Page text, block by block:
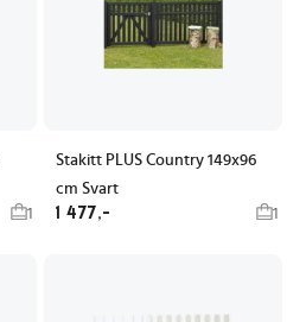
1
Stakitt PLUS Country 149x96
cm Svart
1 477,- 1